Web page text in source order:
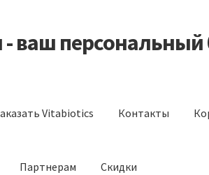
- ваш персональный
Vitabiotics Контакты
Партнерам Скидки